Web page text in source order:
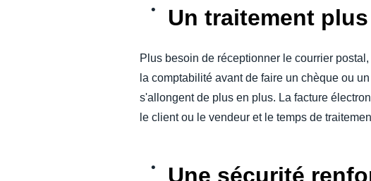
Un traitement
Plus besoin de réceptionner le courrier
la comptabilité avant de faire un chèque ou
s'allongent de plus en plus. La facture
le client ou le vendeur et le temps de
Une sécurité